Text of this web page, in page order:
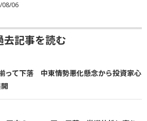
08/06
去記事を読む
って下落 中東情勢悪化懸念から投資家心